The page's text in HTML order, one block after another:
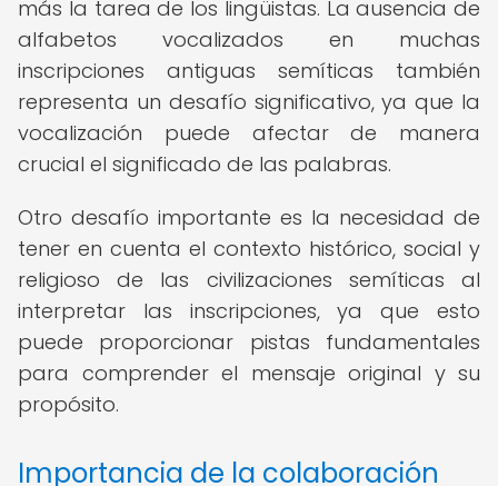
más la tarea de los lingüistas. La ausencia de
alfabetos vocalizados en muchas
inscripciones antiguas semíticas también
representa un desafío significativo, ya que la
vocalización puede afectar de manera
crucial el significado de las palabras.
Otro desafío importante es la necesidad de
tener en cuenta el contexto histórico, social y
religioso de las civilizaciones semíticas al
interpretar las inscripciones, ya que esto
puede proporcionar pistas fundamentales
para comprender el mensaje original y su
propósito.
Importancia de la colaboración